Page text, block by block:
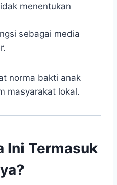
menentukan
sebagai media
norma bakti anak
masyarakat lokal.
Ini Termasuk